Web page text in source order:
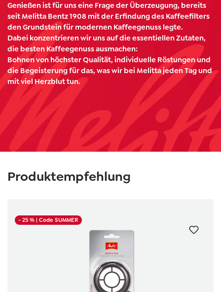
Genießen ist für uns eine Frage der Überzeugung, bereits
seit Melitta Bentz 1908 mit der Erﬁndung des Kaffeeﬁlters
den Grundstein für modernen Kaffeegenuss legte.
Dabei konzentrieren wir uns auf die essentiellen Zutaten,
die besten Kaffeegenuss ausmachen:
Bohnen von höchster Qualität, individuelle Röstungen und
die Begeisterung für das, was wir bei Melitta jeden Tag und
mit viel Herzblut tun.
Produktempfehlung
- 25 %| Code SUMMER